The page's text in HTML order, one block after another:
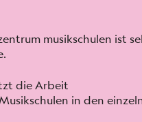
musikschulen ist
die Arbeit
in den